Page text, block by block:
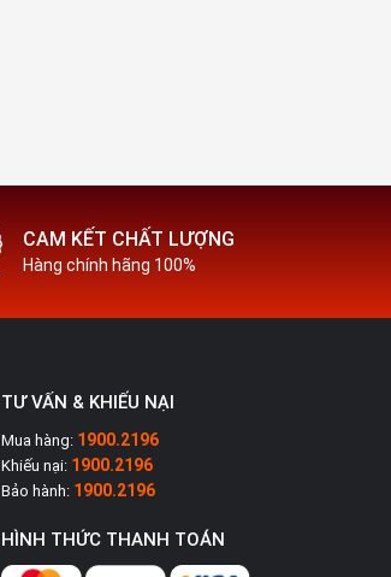
CAM KẾT CHẤT LƯỢNG
Hàng chính hãng 100%
TƯ VẤN & KHIẾU NẠI
Mua hàng: 1900.2196
Khiếu nại: 1900.2196
Bảo hành: 1900.2196
HÌNH THỨC THANH TOÁN